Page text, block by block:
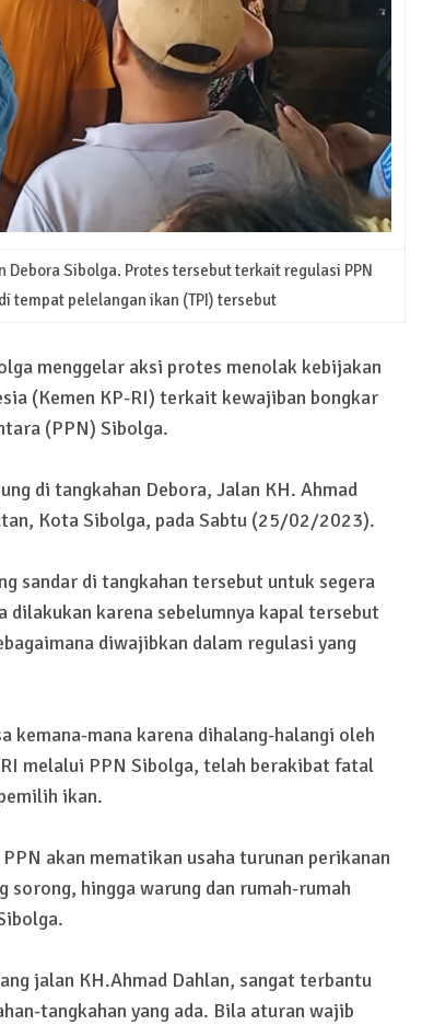
Sibolga. Protes tersebut terkait regulasi PPN
tempat pelelangan ikan (TPI) tersebut
menggelar aksi protes menolak kebijakan
(Kemen KP-RI) terkait kewajiban bongkar
(PPN) Sibolga.
di tangkahan Debora, Jalan KH. Ahmad
Kota Sibolga, pada Sabtu (25/02/2023).
sandar di tangkahan tersebut untuk segera
karena sebelumnya kapal tersebut
diwajibkan dalam regulasi yang
mana karena dihalang-halangi oleh
melalui PPN Sibolga, telah berakibat fatal
ikan.
akan mematikan usaha turunan perikanan
hingga warung dan rumah-rumah
jalan KH.Ahmad Dahlan, sangat terbantu
tangkahan yang ada. Bila aturan wajib